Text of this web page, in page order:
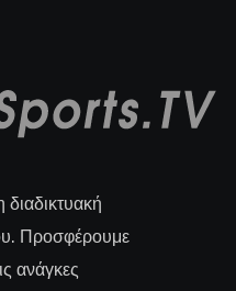
Προσφέρουμε
ανάγκες